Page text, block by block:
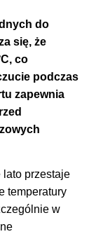
do
się, że
co
podczas
zapewnia
przestaje
temperatury
w